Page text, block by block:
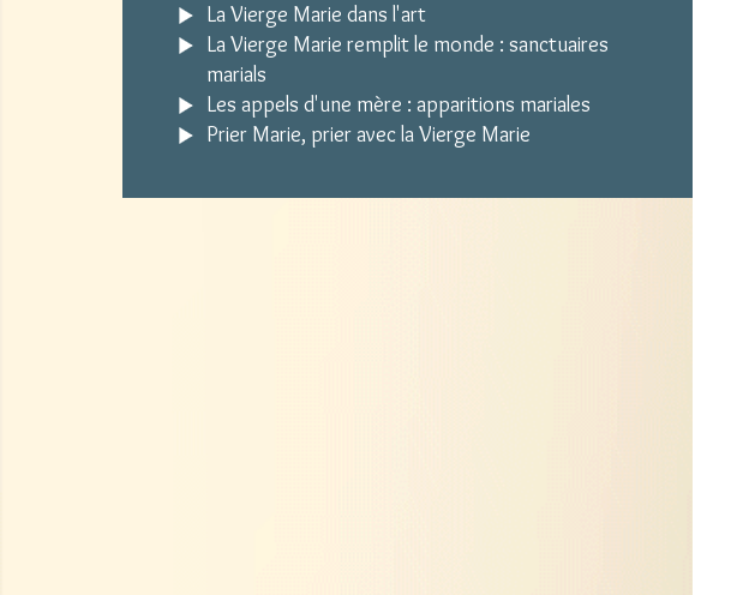
La Vierge Marie dans l'art
La Vierge Marie remplit le monde : sanctuaires
marials
Les appels d'une mère : apparitions mariales
Prier Marie, prier avec la Vierge Marie